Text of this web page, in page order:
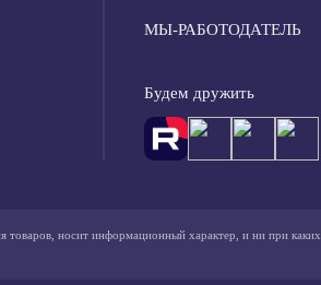
МЫ-РАБОТОДАТЕЛЬ
Будем дружить
товаров, носит информационный характер, и ни при каких